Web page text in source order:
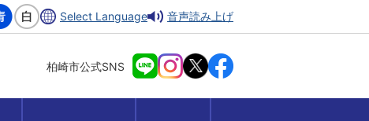
Select Language 音声読み上げ
柏崎市公式SNS